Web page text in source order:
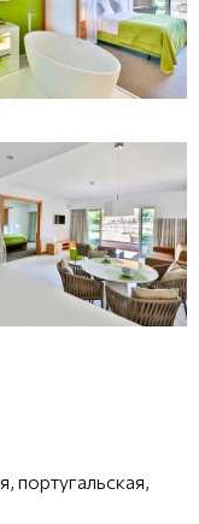
португальская,